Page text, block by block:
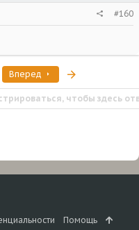
#160
Вперед
чтобы здесь
Помощь